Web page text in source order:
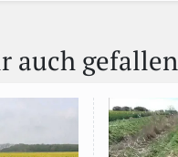
auch gefallen